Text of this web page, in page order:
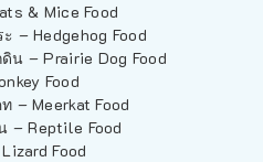
& Mice Food
– Hedgehog Food
น – Prairie Dog Food
Food
– Meerkat Food
– Reptile Food
Food